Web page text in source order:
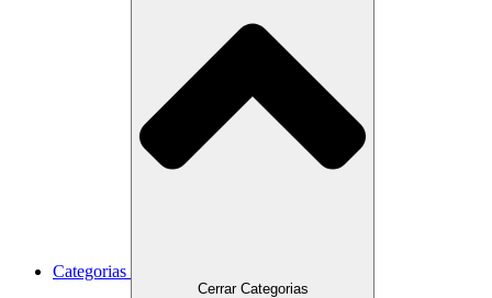
Categorias
Cerrar Categorias